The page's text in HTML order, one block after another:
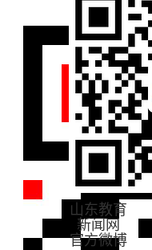
山东教育
新闻网
官方微博